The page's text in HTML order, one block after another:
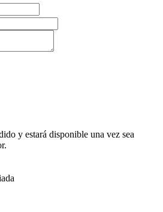
y estará disponible una vez sea